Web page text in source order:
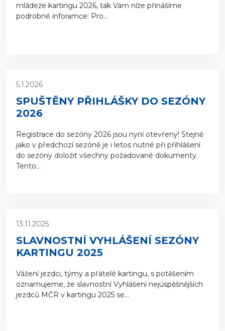
mládeže kartingu 2026, tak Vám níže přinášíme
podrobné inforamce: Pro...
5.1.2026
SPUŠTĚNY PŘIHLÁŠKY DO SEZÓNY
2026
Registrace do sezóny 2026 jsou nyní otevřeny! Stejně
jako v předchozí sezóně je i letos nutné při přihlášení
do sezóny doložit všechny požadované dokumenty.
Tento...
13.11.2025
SLAVNOSTNÍ VYHLÁŠENÍ SEZÓNY
KARTINGU 2025
Vážení jezdci, týmy a přátelé kartingu, s potěšením
oznamujeme, že slavnostní Vyhlášení nejúspěšnějších
jezdců MČR v kartingu 2025 se...